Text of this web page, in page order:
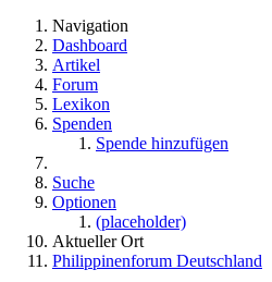
Navigation
Dashboard
Artikel
Forum
Lexikon
Spenden
Spende hinzufügen
Suche
Optionen
(placeholder)
Aktueller Ort
Philippinenforum Deutschland